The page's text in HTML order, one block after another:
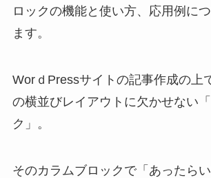
ロックの機能と使い方、応用例に
ます。
WorｄPressサイトの記事作成の上
の横並びレイアウトに欠かせない
ク」。
そのカラムブロックで「あったら